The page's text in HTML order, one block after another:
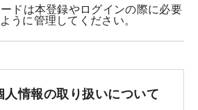
ドは本登録やログインの際に必要
うに管理してください。
人情報の取り扱いについて